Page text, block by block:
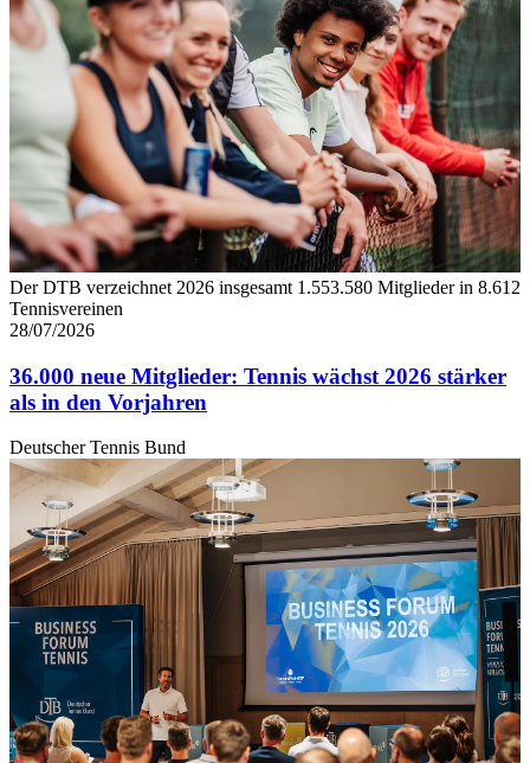
Der DTB verzeichnet 2026 insgesamt 1.553.580 Mitglieder in 8.612
Tennisvereinen
28/07/2026
36.000 neue Mitglieder: Tennis wächst 2026 stärker
als in den Vorjahren
Deutscher Tennis Bund